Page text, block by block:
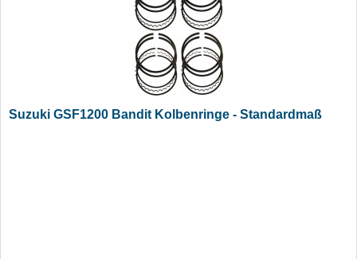
Suzuki GSF1200 Bandit Kolbenringe - Standardmaß